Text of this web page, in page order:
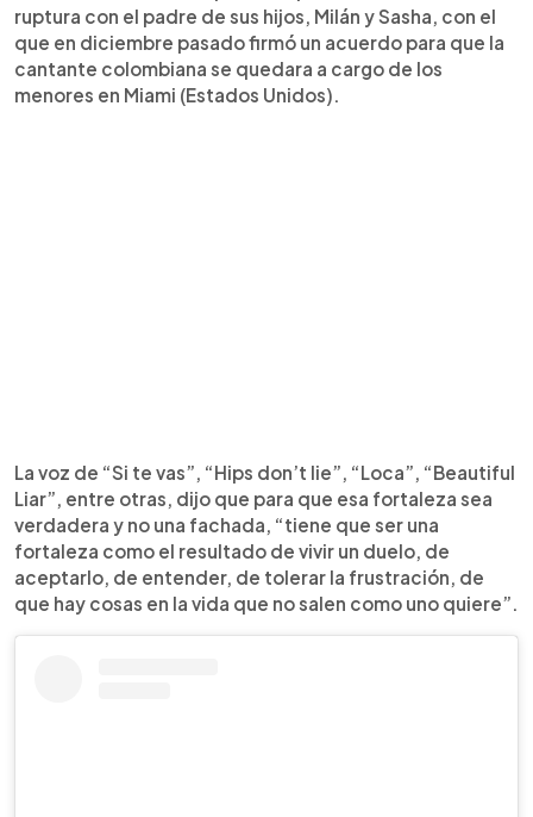
ruptura con el padre de sus hijos, Milán y Sasha, con el
que en diciembre pasado firmó un acuerdo para que la
cantante colombiana se quedara a cargo de los
menores en Miami (Estados Unidos).
La voz de “Si te vas”, “Hips don’t lie”, “Loca”, “Beautiful
Liar”, entre otras, dijo que para que esa fortaleza sea
verdadera y no una fachada, “tiene que ser una
fortaleza como el resultado de vivir un duelo, de
aceptarlo, de entender, de tolerar la frustración, de
que hay cosas en la vida que no salen como uno quiere”.